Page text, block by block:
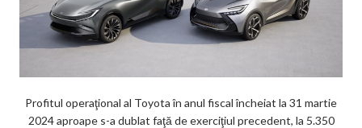
Profitul operaţional al Toyota în anul fiscal încheiat la 31 martie
2024 aproape s-a dublat faţă de exerciţiul precedent, la 5.350